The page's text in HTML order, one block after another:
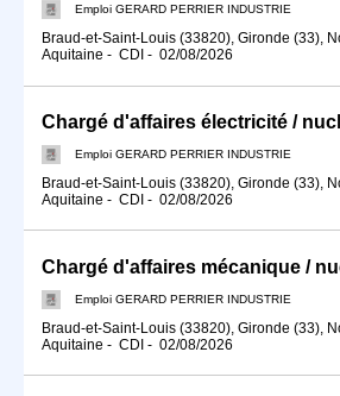
Emploi GERARD PERRIER INDUSTRIE
Braud-et-Saint-Louis (33820), Gironde (33),
Aquitaine - CDI - 02/08/2026
Chargé d'affaires électricité /
Emploi GERARD PERRIER INDUSTRIE
Braud-et-Saint-Louis (33820), Gironde (33),
Aquitaine - CDI - 02/08/2026
Chargé d'affaires mécanique /
Emploi GERARD PERRIER INDUSTRIE
Braud-et-Saint-Louis (33820), Gironde (33),
Aquitaine - CDI - 02/08/2026